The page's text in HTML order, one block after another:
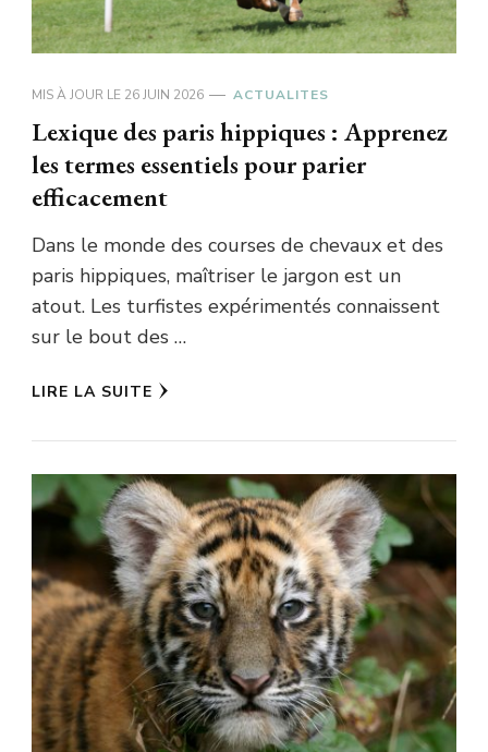
MIS À JOUR LE 26 JUIN 2026 ACTUALITES
Lexique des paris hippiques : Apprenez
les termes essentiels pour parier
efficacement
Dans le monde des courses de chevaux et des
paris hippiques, maîtriser le jargon est un
atout. Les turfistes expérimentés connaissent
sur le bout des …
LIRE LA SUITE